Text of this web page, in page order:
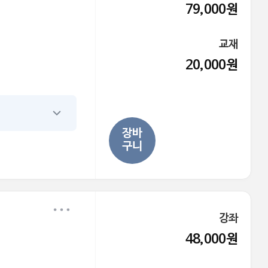
79,000원
교재
20,000원
장바
구니
강좌
48,000원